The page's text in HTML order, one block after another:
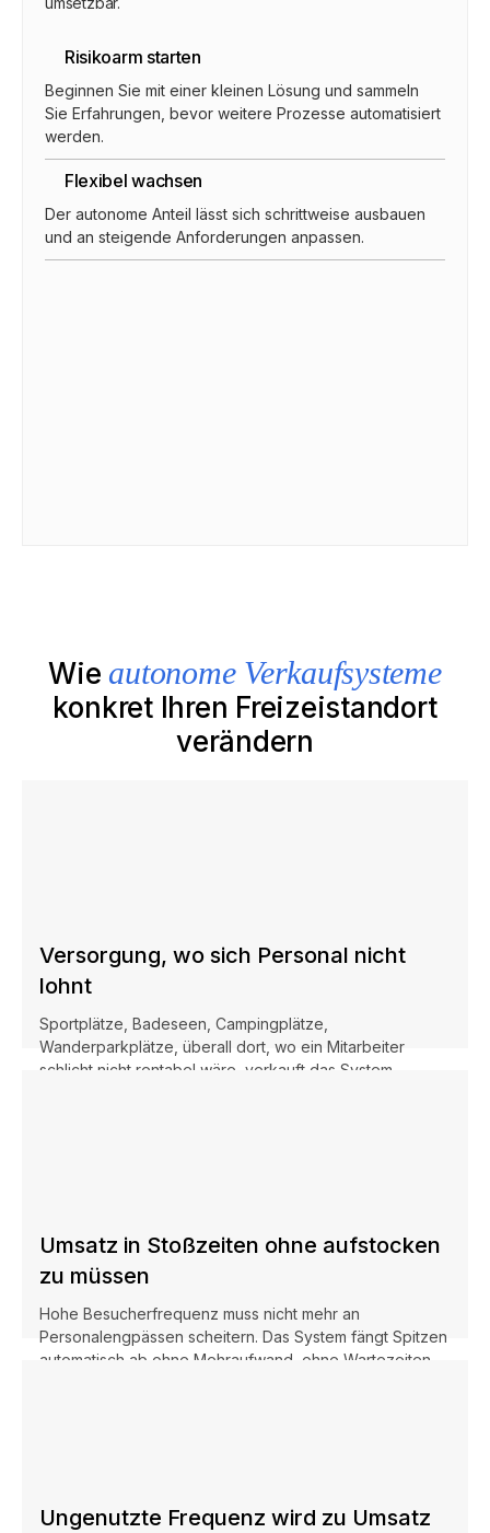
Risikoarm starten
Beginnen Sie mit einer kleinen Lösung und sammeln
Sie Erfahrungen, bevor weitere Prozesse automatisiert
werden.
Flexibel wachsen
Der autonome Anteil lässt sich schrittweise ausbauen
und an steigende Anforderungen anpassen.
Wie autonome Verkaufsysteme
konkret Ihren Freizeistandort
verändern
Versorgung, wo sich Personal nicht
lohnt
Sportplätze, Badeseen, Campingplätze,
Wanderparkplätze, überall dort, wo ein Mitarbeiter
schlicht nicht rentabel wäre, verkauft das System
Umsatz in Stoßzeiten ohne aufstocken
zu müssen
Hohe Besucherfrequenz muss nicht mehr an
Personalengpässen scheitern. Das System fängt Spitzen
automatisch ab ohne Mehraufwand, ohne Wartezeiten,
Ungenutzte Frequenz wird zu Umsatz